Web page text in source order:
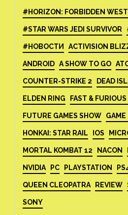
#HORIZON: FORBIDDEN WEST
#STAR WARS JEDI SURVIVOR
#НОВОСТИ ACTIVISION
ANDROID A SHOW TO GO
COUNTER-STRIKE 2 DEAD
ELDEN RING FAST & FURIOUS
FUTURE GAMES SHOW GAME
HONKAI: STAR RAIL IOS
MORTAL KOMBAT 12 NACON
NVIDIA PC PLAYSTATION
QUEEN CLEOPATRA REVIEW
SONY